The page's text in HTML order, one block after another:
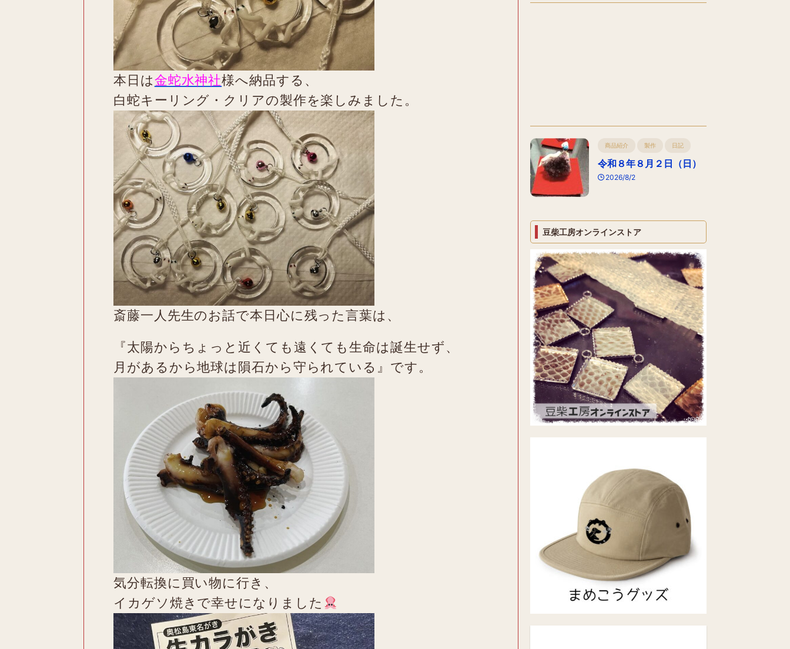
本日は金蛇水神社様へ納品する、
白蛇キーリング・クリアの製作を楽しみました。
斎藤一人先生のお話で本日心に残った言葉は、
『太陽からちょっと近くても遠くても生命は誕生せず、
月があるから地球は隕石から守られている』です。
気分転換に買い物に行き、
イカゲソ焼きで幸せになりました
商品紹介 製作 日記
令和８年８月２日（日）
2026/8/2
豆柴工房オンラインストア